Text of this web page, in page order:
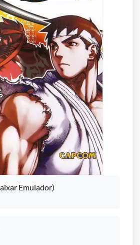
Emulador)